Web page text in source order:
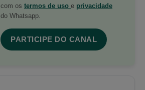
com os termos de uso e privacidade
do Whatsapp.
PARTICIPE DO CANAL